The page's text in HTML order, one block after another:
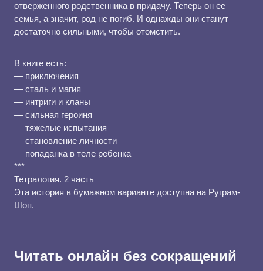
отверженного родственника в придачу. Теперь он ее
семья, а значит, род не погиб. И однажды они станут
достаточно сильными, чтобы отомстить.
В книге есть:
— приключения
— сталь и магия
— интриги и кланы
— сильная героиня
— тяжелые испытания
— становление личности
— попаданка в теле ребенка
***
Тетралогия. 2 часть
Эта история в бумажном варианте доступна на Руграм-
Шоп.
Читать онлайн без сокращений